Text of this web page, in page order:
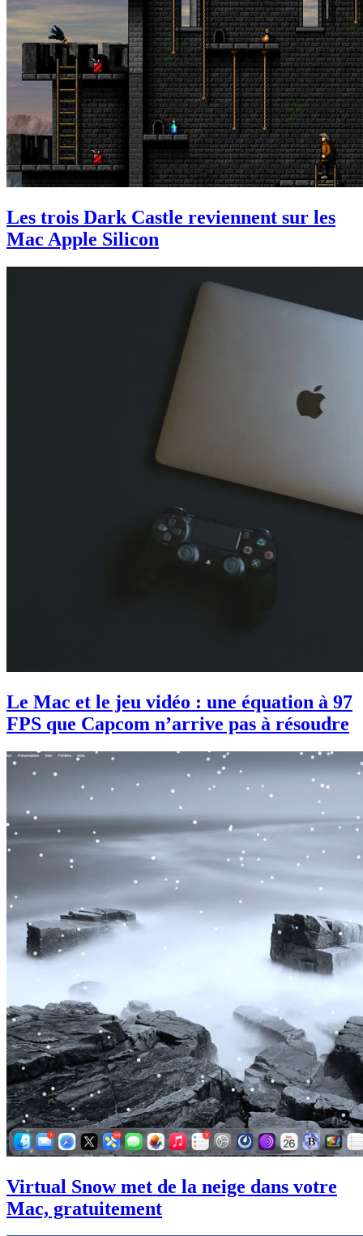
Les trois Dark Castle reviennent sur les
Mac Apple Silicon
Le Mac et le jeu vidéo : une équation à 97
FPS que Capcom n’arrive pas à résoudre
Virtual Snow met de la neige dans votre
Mac, gratuitement